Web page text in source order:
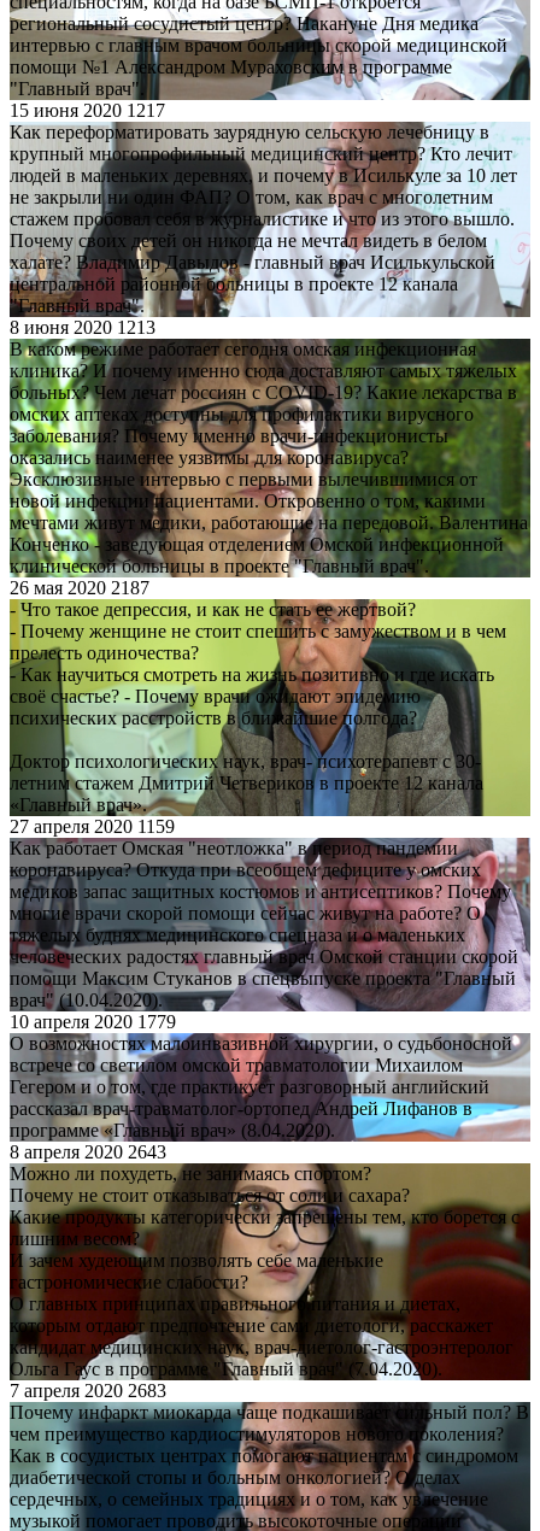
региональный сосудистый центр? Накануне Дня медика
интервью с главным врачом больницы скорой медицинской
помощи №1 Александром Мураховским в программе
"Главный врач".
15 июня 2020 1217
Как переформатировать заурядную сельскую лечебницу в
крупный многопрофильный медицинский центр? Кто лечит
людей в маленьких деревнях, и почему в Исилькуле за 10 лет
не закрыли ни один ФАП? О том, как врач с многолетним
стажем пробовал себя в журналистике и что из этого вышло.
Почему своих детей он никогда не мечтал видеть в белом
халате? Владимир Давыдов - главный врач Исилькульской
центральной районной больницы в проекте 12 канала
"Главный врач".
8 июня 2020 1213
В каком режиме работает сегодня омская инфекционная
клиника? И почему именно сюда доставляют самых тяжелых
больных? Чем лечат россиян с СOVID-19? Какие лекарства в
омских аптеках доступны для профилактики вирусного
заболевания? Почему именно врачи-инфекционисты
оказались наименее уязвимы для коронавируса?
Эксклюзивные интервью с первыми вылечившимися от
новой инфекции пациентами. Откровенно о том, какими
мечтами живут медики, работающие на передовой. Валентина
Конченко - заведующая отделением Омской инфекционной
клинической больницы в проекте "Главный врач".
26 мая 2020 2187
- Что такое депрессия, и как не стать ее жертвой?
- Почему женщине не стоит спешить с замужеством и в чем
прелесть одиночества?
- Как научиться смотреть на жизнь позитивно и где искать
своё счастье? - Почему врачи ожидают эпидемию
психических расстройств в ближайшие полгода?
Доктор психологических наук, врач- психотерапевт с 30-
летним стажем Дмитрий Четвериков в проекте 12 канала
«Главный врач».
27 апреля 2020 1159
Как работает Омская "неотложка" в период пандемии
коронавируса? Откуда при всеобщем дефиците у омских
медиков запас защитных костюмов и антисептиков? Почему
многие врачи скорой помощи сейчас живут на работе? О
тяжелых буднях медицинского спецназа и о маленьких
человеческих радостях главный врач Омской станции скорой
помощи Максим Стуканов в спецвыпуске проекта "Главный
врач" (10.04.2020).
10 апреля 2020 1779
О возможностях малоинвазивной хирургии, о судьбоносной
встрече со светилом омской травматологии Михаилом
Гегером и о том, где практикует разговорный английский
рассказал врач-травматолог-ортопед Андрей Лифанов в
программе «Главный врач» (8.04.2020).
8 апреля 2020 2643
Можно ли похудеть, не занимаясь спортом?
Почему не стоит отказываться от соли и сахара?
Какие продукты категорически запрещены тем, кто борется с
лишним весом?
И зачем худеющим позволять себе маленькие
гастрономические слабости?
О главных принципах правильного питания и диетах,
которым отдают предпочтение сами диетологи, расскажет
кандидат медицинских наук, врач-диетолог-гастроэнтеролог
Ольга Гаус в программе "Главный врач" (7.04.2020).
7 апреля 2020 2683
Почему инфаркт миокарда чаще подкашивает сильный пол? В
чем преимущество кардиостимуляторов нового поколения?
Как в сосудистых центрах помогают пациентам с синдромом
диабетической стопы и больным онкологией? О делах
сердечных, о семейных традициях и о том, как увлечение
музыкой помогает проводить высокоточные операции